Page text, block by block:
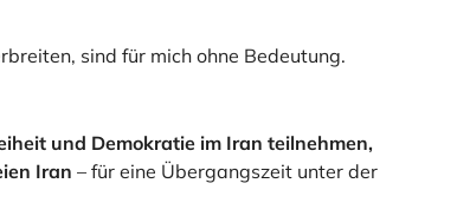
sind für mich ohne Bedeutung.
und Demokratie im Iran teilnehmen,
Iran – für eine Übergangszeit unter der